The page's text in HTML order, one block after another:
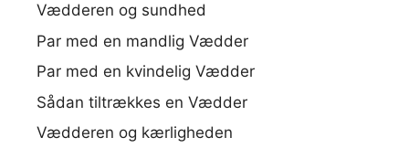
Vædderen og sundhed
Par med en mandlig Vædder
Par med en kvindelig Vædder
Sådan tiltrækkes en Vædder
Vædderen og kærligheden